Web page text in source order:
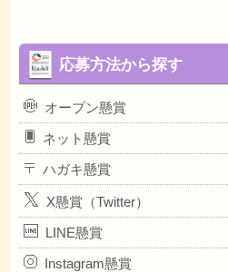
応募方法から探す
オープン懸賞
ネット懸賞
ハガキ懸賞
X懸賞（Twitter）
LINE懸賞
Instagram懸賞